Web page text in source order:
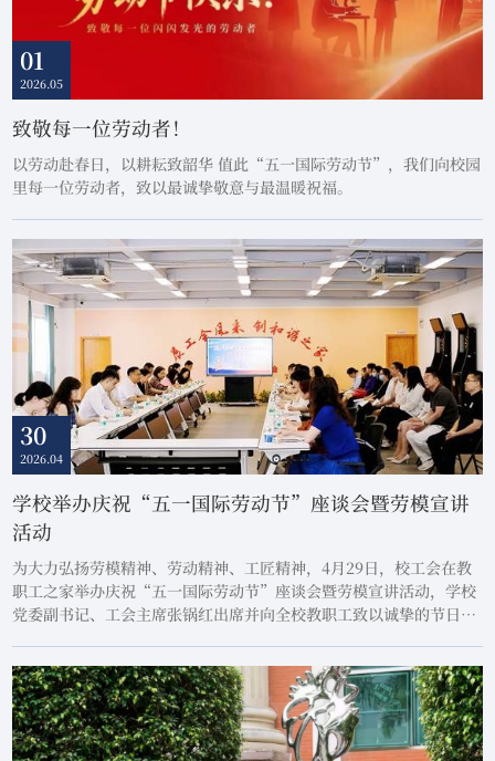
01
2026.05
致敬每一位劳动者！
以劳动赴春日，以耕耘致韶华 值此“五一国际劳动节”，我们向校园
里每一位劳动者，致以最诚挚敬意与最温暖祝福。
30
2026.04
学校举办庆祝“五一国际劳动节”座谈会暨劳模宣讲
活动
为大力弘扬劳模精神、劳动精神、工匠精神，4月29日，校工会在教
职工之家举办庆祝“五一国际劳动节”座谈会暨劳模宣讲活动，学校
党委副书记、工会主席张锅红出席并向全校教职工致以诚挚的节日问
斗历程，讲述了立足岗位创优的工作心得，展现了新时代南医大劳动
者爱岗敬业、攻坚克难、甘于奉献的精神风...